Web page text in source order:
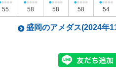
55 58 58 58 54
盛岡のアメダス(2024年